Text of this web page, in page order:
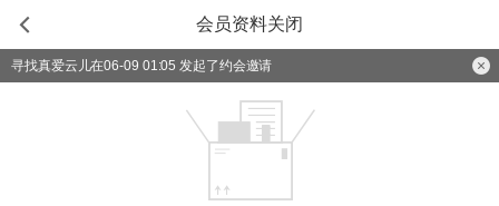
会员资料关闭
寻找真爱云儿在06-09 01:05 发起了约会邀请